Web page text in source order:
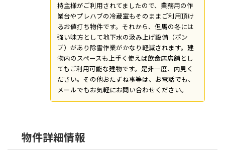
持主様がご利用されてましたので、業務用の作
業台やプレハブの冷蔵室もそのままご利用頂け
るお値打ち物件です。それから、但馬の冬には
強い味方として地下水の汲み上げ設備（ポン
プ）があり除雪作業がかなり軽減されます。建
物内のスペースも上手く使えば飲食店店舗とし
てもご利用可能な建物です。 是非一度、内見く
ださい。その他おたずね事等は、お電話でも、
メールでもお気軽にお問い合わせください。
物件詳細情報